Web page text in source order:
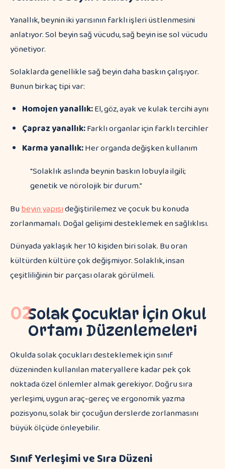
Yanallık, beynin iki yarısının farklı işleri üstlenmesini
anlatıyor. Sol beyin sağ vücudu, sağ beyin ise sol vücudu
yönetiyor.
Solaklarda genellikle sağ beyin daha baskın çalışıyor.
Bunun birkaç tipi var:
Homojen yanallık:El, göz, ayak ve kulak tercihi aynı
Çapraz yanallık:Farklı organlar için farklı tercihler
Karma yanallık:Her organda değişken kullanım
"Solaklık aslında beynin baskın lobuyla ilgili;
genetik ve nörolojik bir durum."
Bubeyin yapısıdeğiştirilemez ve çocuk bu konuda
zorlanmamalı. Doğal gelişimi desteklemek en sağlıklısı.
Dünyada yaklaşık her 10 kişiden biri solak. Bu oran
kültürden kültüre çok değişmiyor. Solaklık, insan
çeşitliliğinin bir parçası olarak görülmeli.
02Solak Çocuklar İçin Okul
Ortamı Düzenlemeleri
Okulda solak çocukları desteklemek için sınıf
düzeninden kullanılan materyallere kadar pek çok
noktada özel önlemler almak gerekiyor. Doğru sıra
yerleşimi, uygun araç-gereç ve ergonomik yazma
pozisyonu, solak bir çocuğun derslerde zorlanmasını
büyük ölçüde önleyebilir.
Sınıf Yerleşimi ve Sıra Düzeni